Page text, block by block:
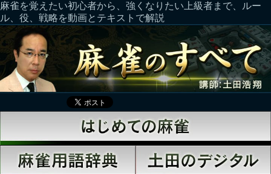
麻雀を覚えたい初心者から、強くなりたい上級者まで、ルー
ル、役、戦略を動画とテキストで解説